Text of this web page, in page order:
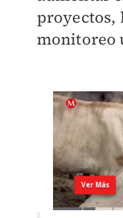
proyectos,
monitoreo